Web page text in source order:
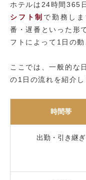
ホテルは24時間365
シフト制 で勤務し
番・遅番といった形
フトによって1日の動
ここでは、一般的な
の1日の流れを紹介し
時間帯
出勤・引き継ぎ